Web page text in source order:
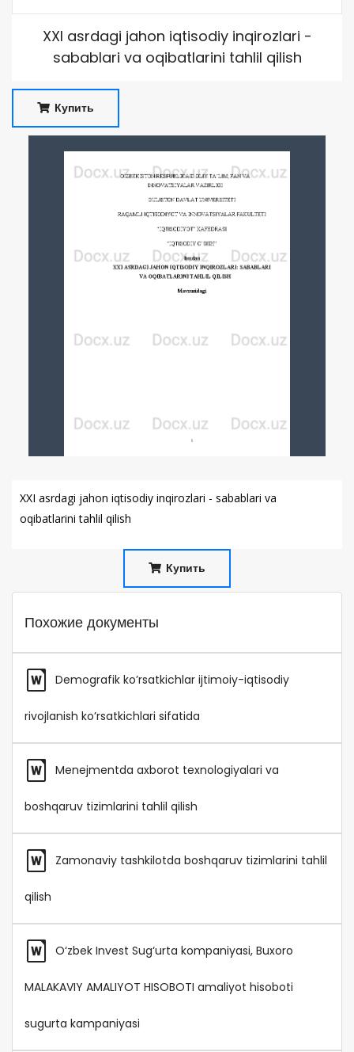
XXI asrdagi jahon iqtisodiy inqirozlari -
sabablari va oqibatlarini tahlil qilish
Купить
XXI asrdagi jahon iqtisodiy inqirozlari - sabablari va
oqibatlarini tahlil qilish
Купить
Похожие документы
Demografik ko’rsatkichlar ijtimoiy-iqtisodiy
rivojlanish ko’rsatkichlari sifatida
Menejmentda axborot texnologiyalari va
boshqaruv tizimlarini tahlil qilish
Zamonaviy tashkilotda boshqaruv tizimlarini tahlil
qilish
O‘zbek Invest Sug‘urta kompaniyasi, Buxoro
MALAKAVIY AMALIYOT HISOBOTI amaliyot hisoboti
sugurta kampaniyasi